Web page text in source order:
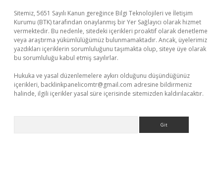
Sitemiz, 5651 Sayılı Kanun gereğince Bilgi Teknolojileri ve İletişim
Kurumu (BTK) tarafından onaylanmış bir Yer Sağlayıcı olarak hizmet
vermektedir. Bu nedenle, sitedeki içerikleri proaktif olarak denetleme
veya araştırma yükümlülüğümüz bulunmamaktadır. Ancak, üyelerimiz
yazdıkları içeriklerin sorumluluğunu taşımakta olup, siteye üye olarak
bu sorumluluğu kabul etmiş sayılırlar.
Hukuka ve yasal düzenlemelere aykırı olduğunu düşündüğünüz
içerikleri, backlinkpanelicomtr@gmail.com adresine bildirmeniz
halinde, ilgili içerikler yasal süre içerisinde sitemizden kaldırılacaktır.